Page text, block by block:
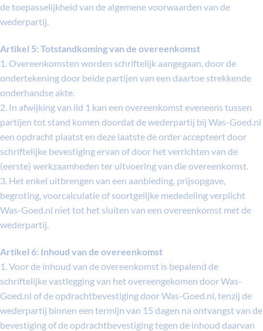
de toepasselijkheid van de algemene voorwaarden van de
wederpartij.
Artikel 5: Totstandkoming van de overeenkomst
1. Overeenkomsten worden schriftelijk aangegaan, door de
ondertekening door beide partijen van een daartoe strekkende
onderhandse akte.
2. In afwijking van lid 1 kan een overeenkomst eveneens tussen
partijen tot stand komen doordat de wederpartij bij Was-Goed.nl
een opdracht plaatst en deze laatste de order accepteert door
schriftelijke bevestiging ervan of door het verrichten van de
(eerste) werkzaamheden ter uitvoering van die overeenkomst.
3. Het enkel uitbrengen van een aanbieding, prijsopgave,
begroting, voorcalculatie of soortgelijke mededeling verplicht
Was-Goed.nl niet tot het sluiten van een overeenkomst met de
wederpartij.
Artikel 6: Inhoud van de overeenkomst
1. Voor de inhoud van de overeenkomst is bepalend de
schriftelijke vastlegging van het overeengekomen door Was-
Goed.nl of de opdrachtbevestiging door Was-Goed.nl, tenzij de
wederpartij binnen een termijn van 15 dagen na ontvangst van de
bevestiging of de opdrachtbevestiging tegen de inhoud daarvan